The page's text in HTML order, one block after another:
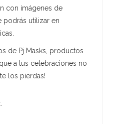
con imágenes de
podrás utilizar en
de Pj Masks, productos
a tus celebraciones no
los pierdas!